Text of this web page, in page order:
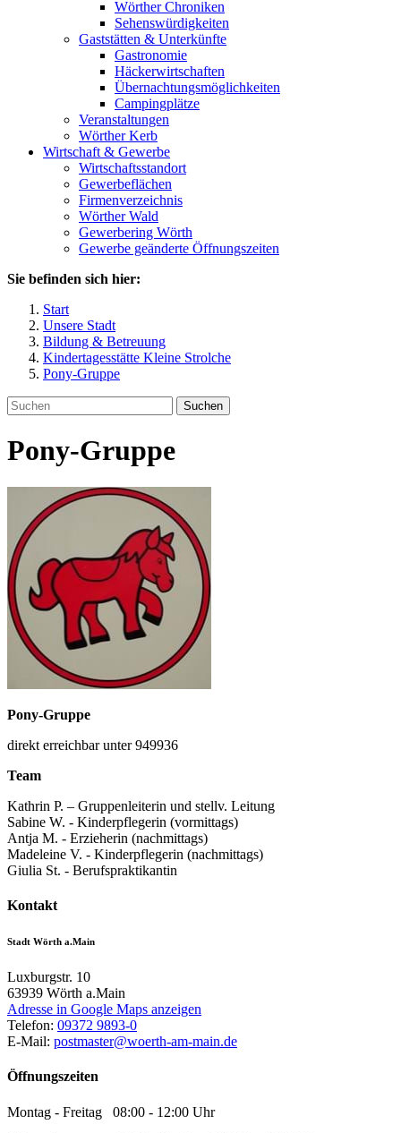
Wörther Chroniken
Sehenswürdigkeiten
Gaststätten & Unterkünfte
Gastronomie
Häckerwirtschaften
Übernachtungsmöglichkeiten
Campingplätze
Veranstaltungen
Wörther Kerb
Wirtschaft & Gewerbe
Wirtschaftsstandort
Gewerbeflächen
Firmenverzeichnis
Wörther Wald
Gewerbering Wörth
Gewerbe geänderte Öffnungszeiten
Sie befinden sich hier:
Start
Unsere Stadt
Bildung & Betreuung
Kindertagesstätte Kleine Strolche
Pony-Gruppe
Suchen
Pony-Gruppe
Pony-Gruppe
direkt erreichbar unter 949936
Team
Kathrin P. – Gruppenleiterin und stellv. Leitung
Sabine W. - Kinderpflegerin (vormittags)
Antja M. - Erzieherin (nachmittags)
Madeleine V. - Kinderpflegerin (nachmittags)
Giulia St. - Berufspraktikantin
Kontakt
Stadt Wörth a.Main
Luxburgstr. 10
63939 Wörth a.Main
Adresse in Google Maps anzeigen
Telefon: 09372 9893-0
E-Mail: postmaster@woerth-am-main.de
Öffnungszeiten
Montag - Freitag 08:00 - 12:00 Uhr